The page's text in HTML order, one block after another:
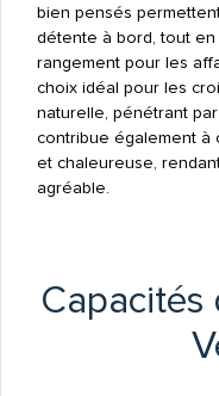
bien pensés
détente à bord, tout
rangement pour les
choix idéal pour les
naturelle, pénétrant
contribue également à
et chaleureuse,
agréable.
Capacités